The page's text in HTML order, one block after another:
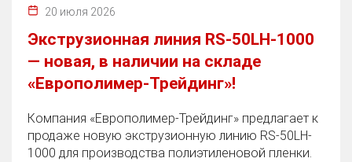
20 июля 2026
Экструзионная линия RS-50LH-1000
— новая, в наличии на складе
«Европолимер-Трейдинг»!
Компания «Европолимер-Трейдинг» предлагает к
продаже новую экструзионную линию RS-50LH-
1000 для производства полиэтиленовой пленки.